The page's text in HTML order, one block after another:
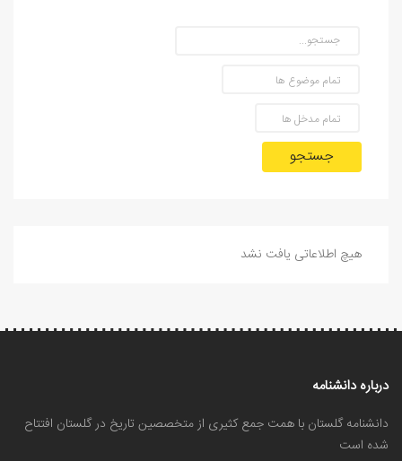
جستجو
هیچ اطلاعاتی یافت نشد
درباره دانشنامه
دانشنامه گلستان با همت جمع کثیری از متخصصین تاریخ در گلستان افتتاح
شده است